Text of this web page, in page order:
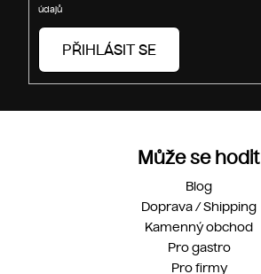
údajů
PŘIHLÁSIT SE
Může se hodit
Blog
Doprava / Shipping
Kamenný obchod
Pro gastro
Pro firmy